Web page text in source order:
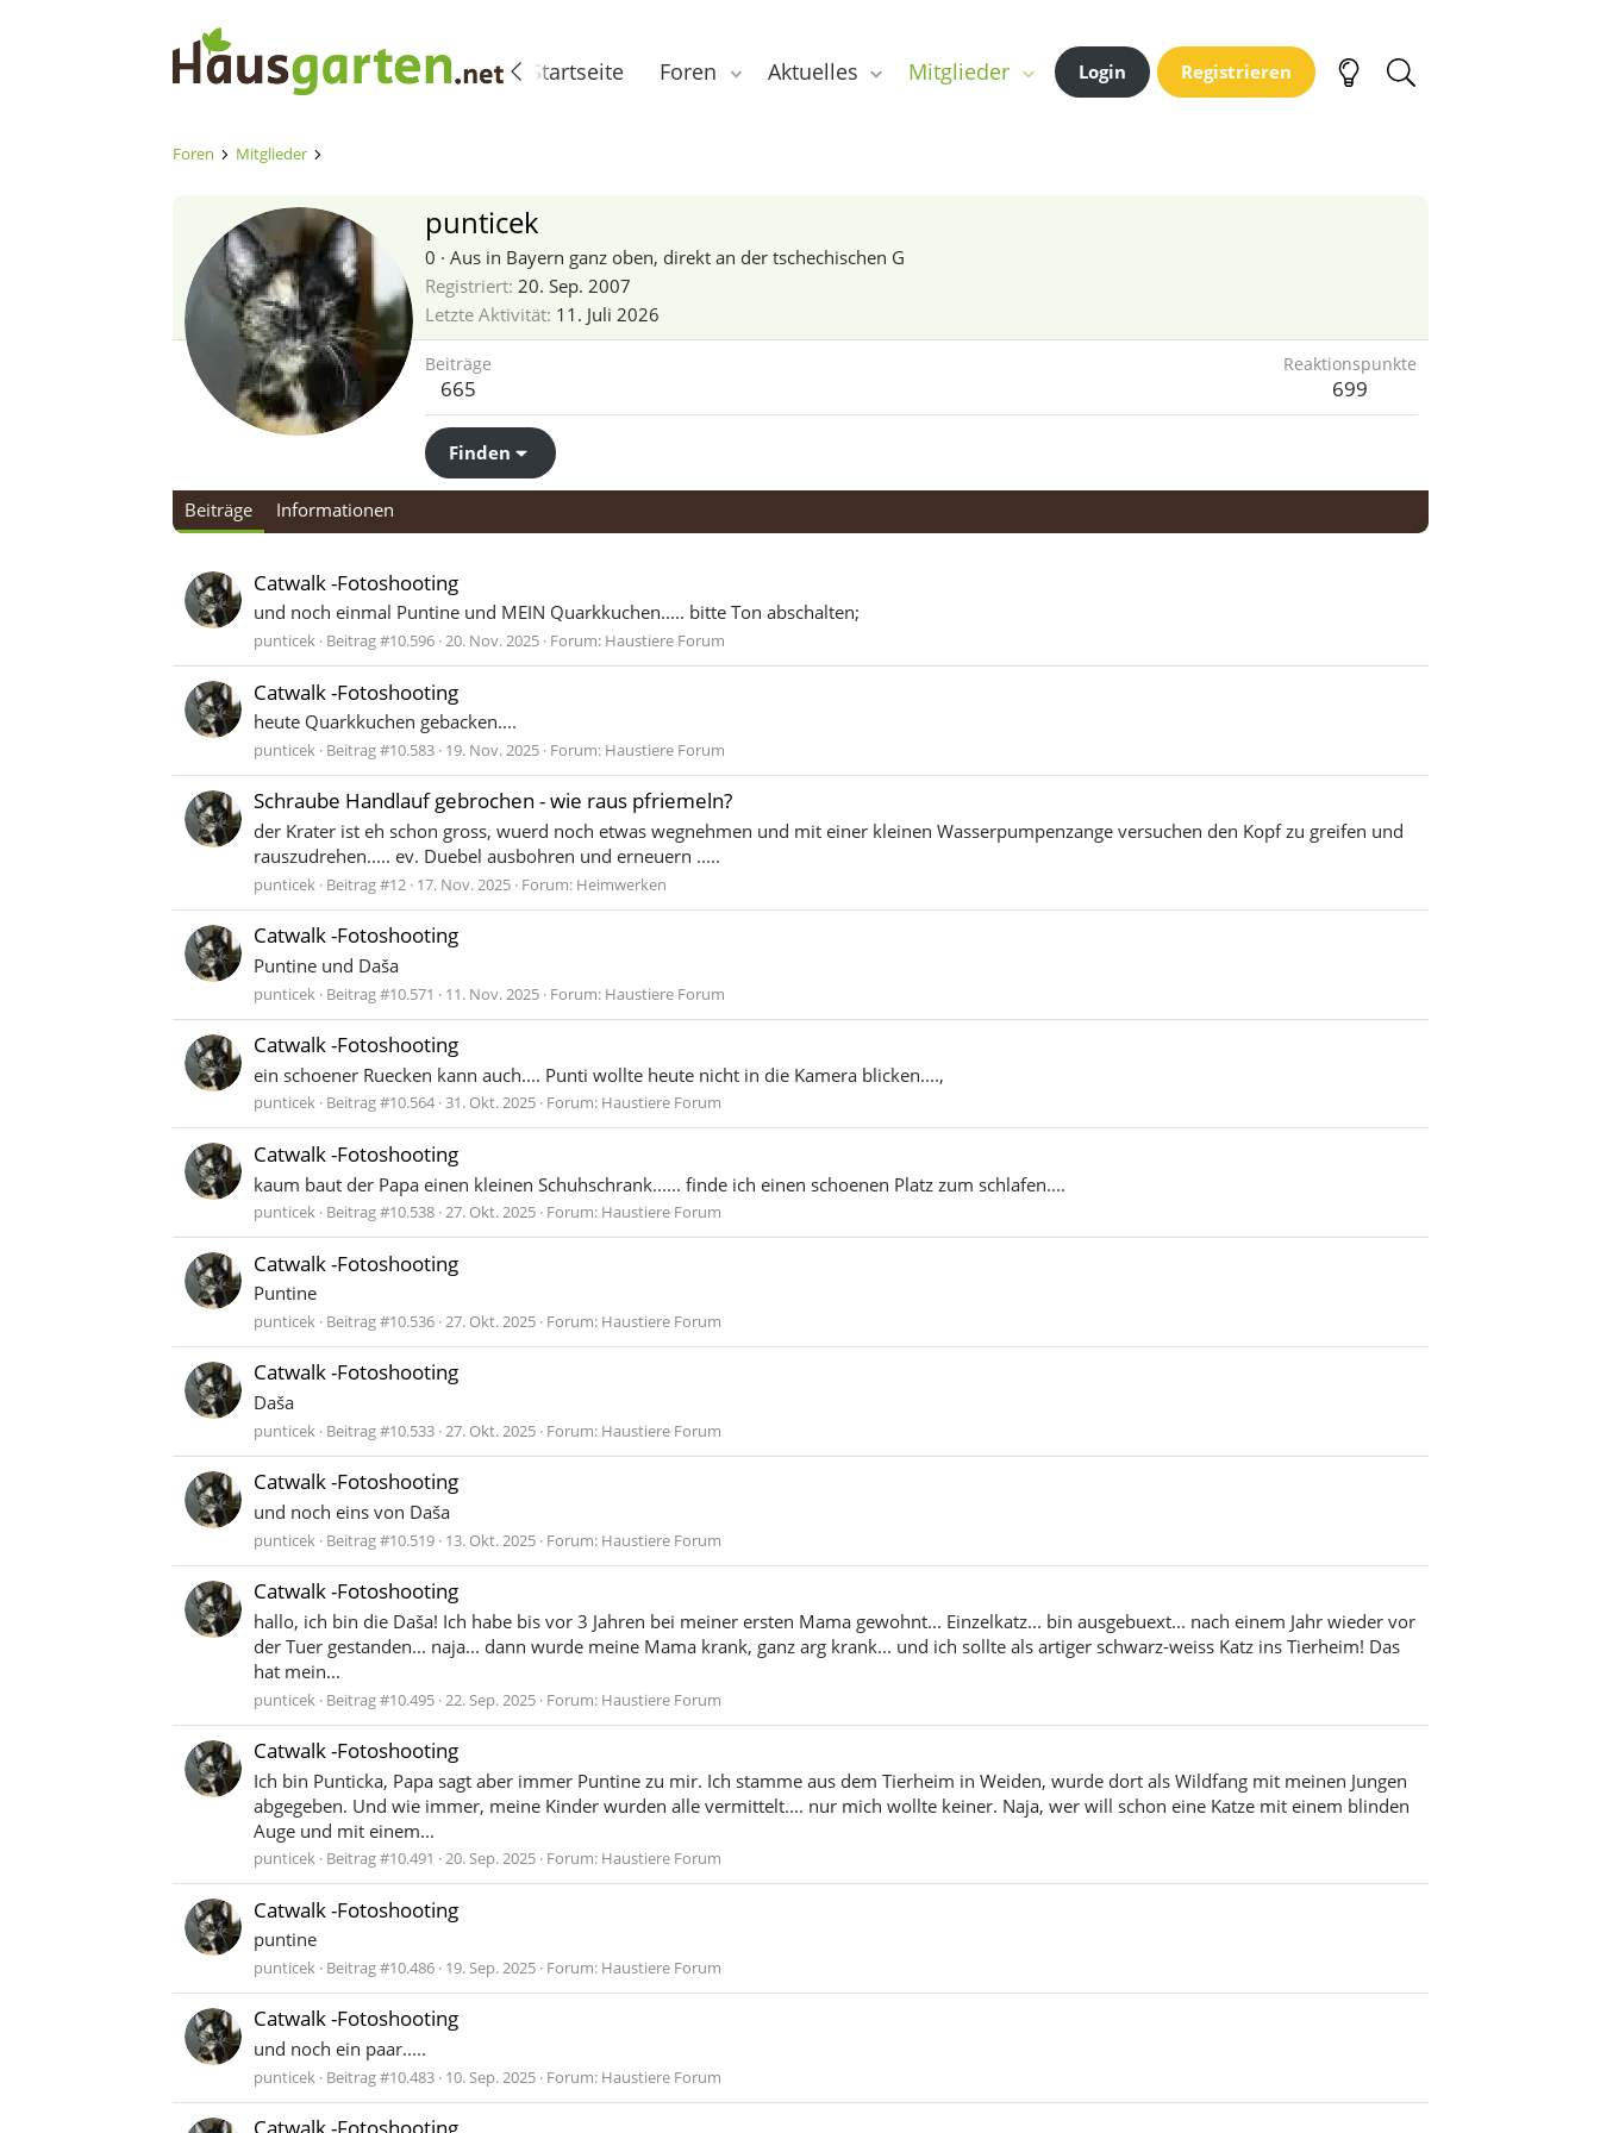
Startseite Foren Aktuelles Mitglieder Login Registrieren
Foren Mitglieder
punticek
0 · Aus in Bayern ganz oben, direkt an der tschechischen G
Registriert 20. Sep. 2007
Letzte Aktivität 11. Juli 2026
Beiträge
665
Reaktionspunkte
699
Finden
Beiträge Informationen
Catwalk -Fotoshooting
und noch einmal Puntine und MEIN Quarkkuchen..... bitte Ton abschalten;
punticek Beitrag #10.596 20. Nov. 2025 Forum: Haustiere Forum
Catwalk -Fotoshooting
heute Quarkkuchen gebacken....
punticek Beitrag #10.583 19. Nov. 2025 Forum: Haustiere Forum
Schraube Handlauf gebrochen - wie raus pfriemeln?
der Krater ist eh schon gross, wuerd noch etwas wegnehmen und mit einer kleinen Wasserpumpenzange versuchen den Kopf zu greifen und
rauszudrehen..... ev. Duebel ausbohren und erneuern .....
punticek Beitrag #12 17. Nov. 2025 Forum: Heimwerken
Catwalk -Fotoshooting
Puntine und Daša
punticek Beitrag #10.571 11. Nov. 2025 Forum: Haustiere Forum
Catwalk -Fotoshooting
ein schoener Ruecken kann auch.... Punti wollte heute nicht in die Kamera blicken....,
punticek Beitrag #10.564 31. Okt. 2025 Forum: Haustiere Forum
Catwalk -Fotoshooting
kaum baut der Papa einen kleinen Schuhschrank...... finde ich einen schoenen Platz zum schlafen....
punticek Beitrag #10.538 27. Okt. 2025 Forum: Haustiere Forum
Catwalk -Fotoshooting
Puntine
punticek Beitrag #10.536 27. Okt. 2025 Forum: Haustiere Forum
Catwalk -Fotoshooting
Daša
punticek Beitrag #10.533 27. Okt. 2025 Forum: Haustiere Forum
Catwalk -Fotoshooting
und noch eins von Daša
punticek Beitrag #10.519 13. Okt. 2025 Forum: Haustiere Forum
Catwalk -Fotoshooting
hallo, ich bin die Daša! Ich habe bis vor 3 Jahren bei meiner ersten Mama gewohnt... Einzelkatz... bin ausgebuext... nach einem Jahr wieder vor
der Tuer gestanden... naja... dann wurde meine Mama krank, ganz arg krank... und ich sollte als artiger schwarz-weiss Katz ins Tierheim! Das
hat mein...
punticek Beitrag #10.495 22. Sep. 2025 Forum: Haustiere Forum
Catwalk -Fotoshooting
Ich bin Punticka, Papa sagt aber immer Puntine zu mir. Ich stamme aus dem Tierheim in Weiden, wurde dort als Wildfang mit meinen Jungen
abgegeben. Und wie immer, meine Kinder wurden alle vermittelt.... nur mich wollte keiner. Naja, wer will schon eine Katze mit einem blinden
Auge und mit einem...
punticek Beitrag #10.491 20. Sep. 2025 Forum: Haustiere Forum
Catwalk -Fotoshooting
puntine
punticek Beitrag #10.486 19. Sep. 2025 Forum: Haustiere Forum
Catwalk -Fotoshooting
und noch ein paar.....
punticek Beitrag #10.483 10. Sep. 2025 Forum: Haustiere Forum